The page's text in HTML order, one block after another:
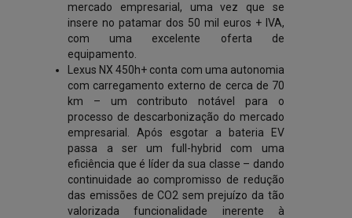
mercado empresarial, uma vez que se
insere no patamar dos 50 mil euros + IVA,
com uma excelente oferta de
equipamento.
Lexus NX 450h+ conta com uma autonomia
com carregamento externo de cerca de 70
km – um contributo notável para o
processo de descarbonização do mercado
empresarial. Após esgotar a bateria EV
passa a ser um full-hybrid com uma
eficiência que é líder da sua classe – dando
continuidade ao compromisso de redução
das emissões de CO2 sem prejuízo da tão
valorizada funcionalidade inerente à